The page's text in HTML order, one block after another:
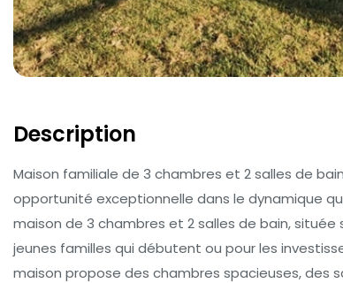
Description
Maison familiale de 3 chambres et 2 salles de
opportunité exceptionnelle dans le dynamique
maison de 3 chambres et 2 salles de bain, située
jeunes familles qui débutent ou pour les
maison propose des chambres spacieuses, des